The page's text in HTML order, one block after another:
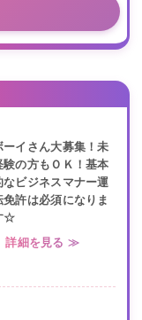
ーイさん大募集！未
験の方もＯＫ！基本
なビジネスマナー運
免許は必須になりま
☆
詳細を見る ≫